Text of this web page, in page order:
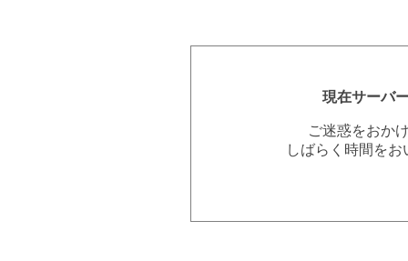
現在サーバ
ご迷惑をおか
しばらく時間を